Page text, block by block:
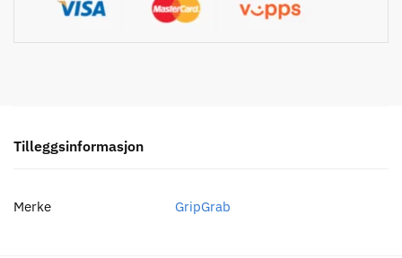
Tilleggsinformasjon
Merke GripGrab